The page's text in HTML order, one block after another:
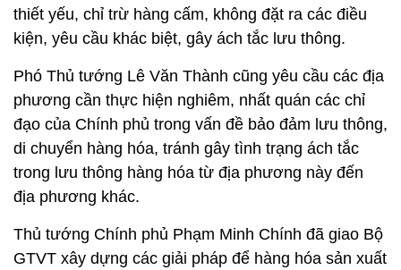
thiết yếu, chỉ trừ hàng cấm, không đặt ra các điều
kiện, yêu cầu khác biệt, gây ách tắc lưu thông.
Phó Thủ tướng Lê Văn Thành cũng yêu cầu các địa
phương cần thực hiện nghiêm, nhất quán các chỉ
đạo của Chính phủ trong vấn đề bảo đảm lưu thông,
di chuyển hàng hóa, tránh gây tình trạng ách tắc
trong lưu thông hàng hóa từ địa phương này đến
địa phương khác.
Thủ tướng Chính phủ Phạm Minh Chính đã giao Bộ
GTVT xây dựng các giải pháp để hàng hóa sản xuất